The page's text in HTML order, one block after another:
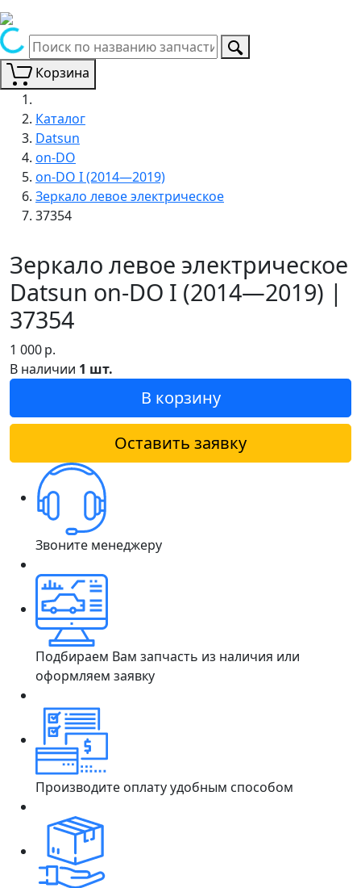
Корзина
Каталог
Datsun
on-DO
on-DO I (2014—2019)
Зеркало левое электрическое
37354
Зеркало левое электрическое
Datsun on-DO I (2014—2019) |
37354
1 000р.
В наличии 1 шт.
В корзину
Оставить заявку
Звоните менеджеру
Подбираем Вам запчасть из наличия или
оформляем заявку
Производите оплату удобным способом